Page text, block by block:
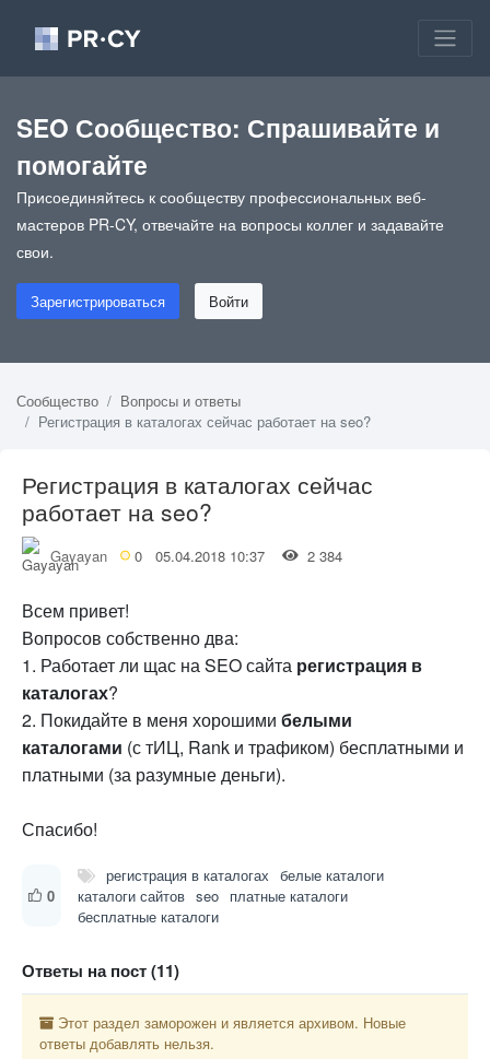
SEO Сообщество: Спрашивайте и
помогайте
Присоединяйтесь к сообществу профессиональных веб-
мастеров PR-CY, отвечайте на вопросы коллег и задавайте
свои.
Зарегистрироваться Войти
Сообщество
Вопросы и ответы
Регистрация в каталогах сейчас работает на seo?
Регистрация в каталогах сейчас
работает на seo?
Gayayan 0 05.04.2018 10:37 2 384
Всем привет!
Вопросов собственно два:
1. Работает ли щас на SEO сайта регистрация в
каталогах?
2. Покидайте в меня хорошими белыми
каталогами (с тИЦ, Rank и трафиком) бесплатными и
платными (за разумные деньги).
Спасибо!
0
регистрация в каталогах белые каталоги
каталоги сайтов seo платные каталоги
бесплатные каталоги
Ответы на пост (11)
Этот раздел заморожен и является архивом. Новые
ответы добавлять нельзя.